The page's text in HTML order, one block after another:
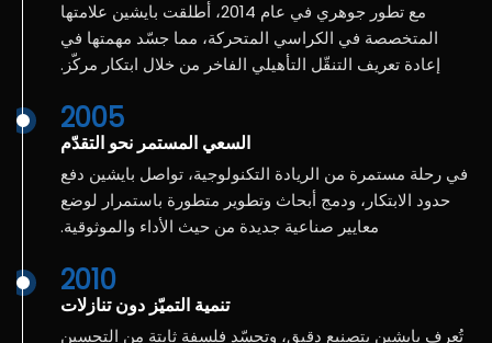
مع تطور جوهري في عام 2014، أطلقت بايشين علامتها
المتخصصة في الكراسي المتحركة، مما جسّد مهمتها في
إعادة تعريف التنقّل التأهيلي الفاخر من خلال ابتكار مركّز.
2005
السعي المستمر نحو التقدّم
في رحلة مستمرة من الريادة التكنولوجية، تواصل بايشين دفع
حدود الابتكار، ودمج أبحاث وتطوير متطورة باستمرار لوضع
معايير صناعية جديدة من حيث الأداء والموثوقية.
2010
تنمية التميّز دون تنازلات
تُعرف بايشين بتصنيع دقيق، وتجسّد فلسفة ثابتة من التحسين